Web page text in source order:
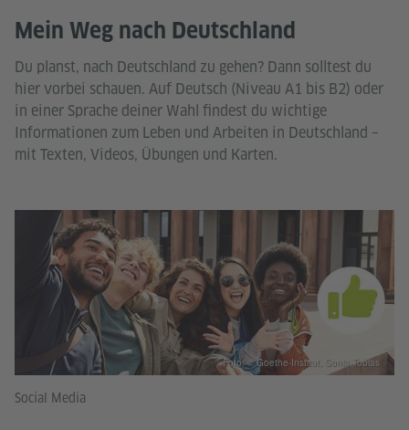
Mein Weg nach Deutschland
Du planst, nach Deutschland zu gehen? Dann solltest du
hier vorbei schauen. Auf Deutsch (Niveau A1 bis B2) oder
in einer Sprache deiner Wahl findest du wichtige
Informationen zum Leben und Arbeiten in Deutschland –
mit Texten, Videos, Übungen und Karten.
Social Media
Foto: © Goethe-Institut, Sonja Tobias